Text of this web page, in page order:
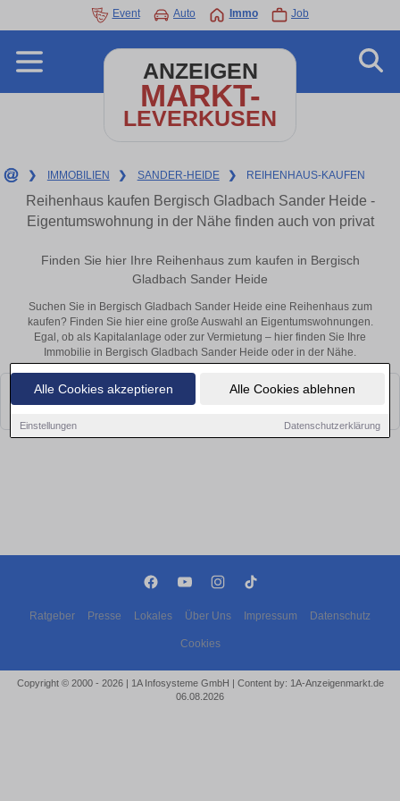
Alle Cookies akzeptieren Alle Cookies ablehnen
Einstellungen Datenschutzerklärung
Event Auto Immo Job
ANZEIGEN
MARKT-
LEVERKUSEN
❯ IMMOBILIEN ❯ SANDER-HEIDE ❯ REIHENHAUS-KAUFEN
Reihenhaus kaufen Bergisch Gladbach Sander Heide -
Eigentumswohnung in der Nähe finden auch von privat
Finden Sie hier Ihre Reihenhaus zum kaufen in Bergisch
Gladbach Sander Heide
Suchen Sie in Bergisch Gladbach Sander Heide eine Reihenhaus zum
kaufen? Finden Sie hier eine große Auswahl an Eigentumswohnungen.
Egal, ob als Kapitalanlage oder zur Vermietung – hier finden Sie Ihre
Immobilie in Bergisch Gladbach Sander Heide oder in der Nähe.
Leider konnten wir derzeit keine passenden Objekte finden. Schauen Sie
bald wieder vorbei!
Ratgeber Presse Lokales Über Uns Impressum Datenschutz
Cookies
Copyright © 2000 - 2026 | 1A Infosysteme GmbH | Content by: 1A-Anzeigenmarkt.de
06.08.2026